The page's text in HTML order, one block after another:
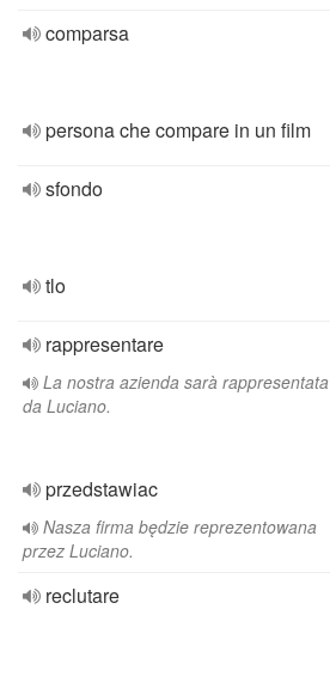
comparsa
persona che compare in un film
sfondo
tlo
rappresentare
La nostra azienda sarà rappresentata
da Luciano.
przedstawiac
Nasza firma będzie reprezentowana
przez Luciano.
reclutare